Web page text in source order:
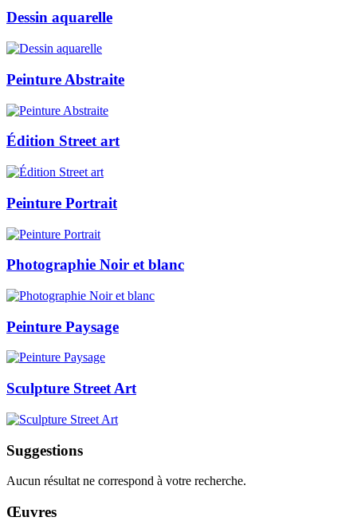
Dessin aquarelle
Peinture Abstraite
Édition Street art
Peinture Portrait
Photographie Noir et blanc
Peinture Paysage
Sculpture Street Art
Suggestions
Aucun résultat ne correspond à votre recherche.
Œuvres